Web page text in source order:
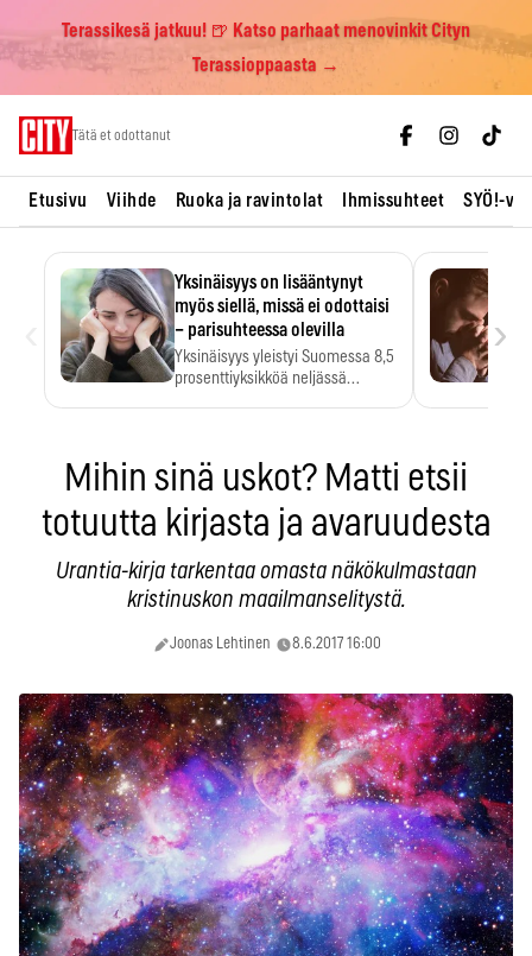
Terassikesä jatkuu! 🍺 Katso parhaat menovinkit Cityn
Terassioppaasta →
Tätä et odottanut
Etusivu Viihde Ruoka ja ravintolat Ihmissuhteet SYÖ!-
Yksinäisyys on lisääntynyt
myös siellä, missä ei odottaisi
– parisuhteessa olevilla
Yksinäisyys yleistyi Suomessa 8,5
prosenttiyksikköä neljässä
›
Mihin sinä uskot? Matti etsii
totuutta kirjasta ja avaruudesta
Urantia-kirja tarkentaa omasta näkökulmastaan
kristinuskon maailmanselitystä.
Joonas Lehtinen 8.6.2017 16:00